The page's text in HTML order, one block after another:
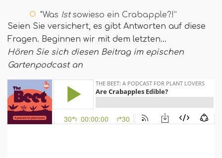
"Was Istsowieso ein Crabapple?!”
Seien Sie versichert, es gibt Antworten auf diese
Fragen. Beginnen wir mit dem letzten…
Hören Sie sich diesen Beitrag im epischen
Gartenpodcast an